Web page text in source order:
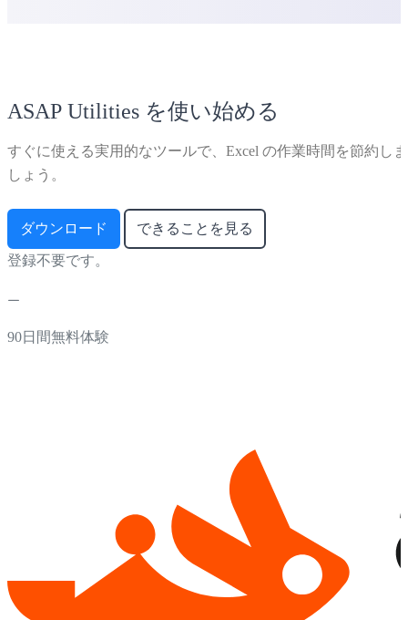
ASAP Utilities を使い始める
すぐに使える実用的なツールで、Excel の作業時間を節約しま
しょう。
ダウンロード できることを見る
登録不要です。
90日間無料体験